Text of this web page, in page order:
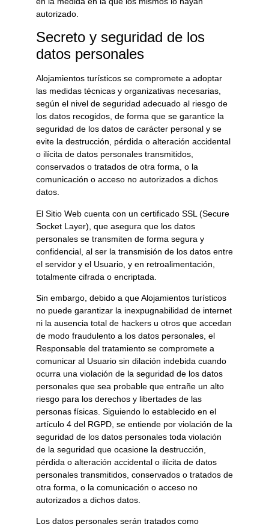
autorizado.
Secreto y seguridad de los
datos personales
Alojamientos turísticos se compromete a adoptar
las medidas técnicas y organizativas necesarias,
según el nivel de seguridad adecuado al riesgo de
los datos recogidos, de forma que se garantice la
seguridad de los datos de carácter personal y se
evite la destrucción, pérdida o alteración accidental
o ilícita de datos personales transmitidos,
conservados o tratados de otra forma, o la
comunicación o acceso no autorizados a dichos
datos.
El Sitio Web cuenta con un certificado SSL (Secure
Socket Layer), que asegura que los datos
personales se transmiten de forma segura y
confidencial, al ser la transmisión de los datos entre
el servidor y el Usuario, y en retroalimentación,
totalmente cifrada o encriptada.
Sin embargo, debido a queAlojamientos turísticos
no puede garantizar la inexpugnabilidad de internet
ni la ausencia total de hackers u otros que accedan
de modo fraudulento a los datos personales, el
Responsable del tratamiento se compromete a
comunicar al Usuario sin dilación indebida cuando
ocurra una violación de la seguridad de los datos
personales que sea probable que entrañe un alto
riesgo para los derechos y libertades de las
personas físicas. Siguiendo lo establecido en el
artículo 4 del RGPD, se entiende por violación de la
seguridad de los datos personales toda violación
de la seguridad que ocasione la destrucción,
pérdida o alteración accidental o ilícita de datos
personales transmitidos, conservados o tratados de
otra forma, o la comunicación o acceso no
autorizados a dichos datos.
Los datos personales serán tratados como